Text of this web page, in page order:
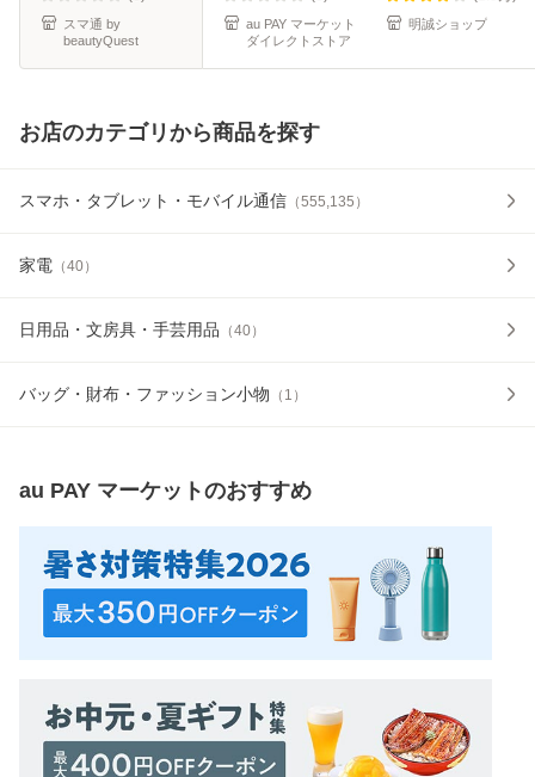
ズ 保護スマ通 by
beautyQuest
Type-C to Type-C
au PAY マーケット
ダイレクトストア
15 14 13 12pro
明誠ショップ
お店のカテゴリから商品を探す
スマホ・タブレット・モバイル通信 （555,135 ）
家電 （40）
日用品・文房具・手芸用品 （40）
バッグ・財布・ファッション小物 （ 1 ）
au PAY マーケットのおすすめ